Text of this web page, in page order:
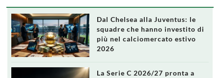
Dal Chelsea alla Juventus: le
squadre che hanno investito di
più nel calciomercato estivo
2026
La Serie C 2026/27 pronta a